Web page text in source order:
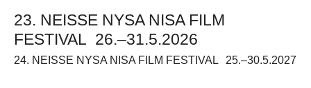
23. NEISSE NYSA NISA FILM
FESTIVAL 26.–31.5.2026
24. NEISSE NYSA NISA FILM FESTIVAL 25.–30.5.2027